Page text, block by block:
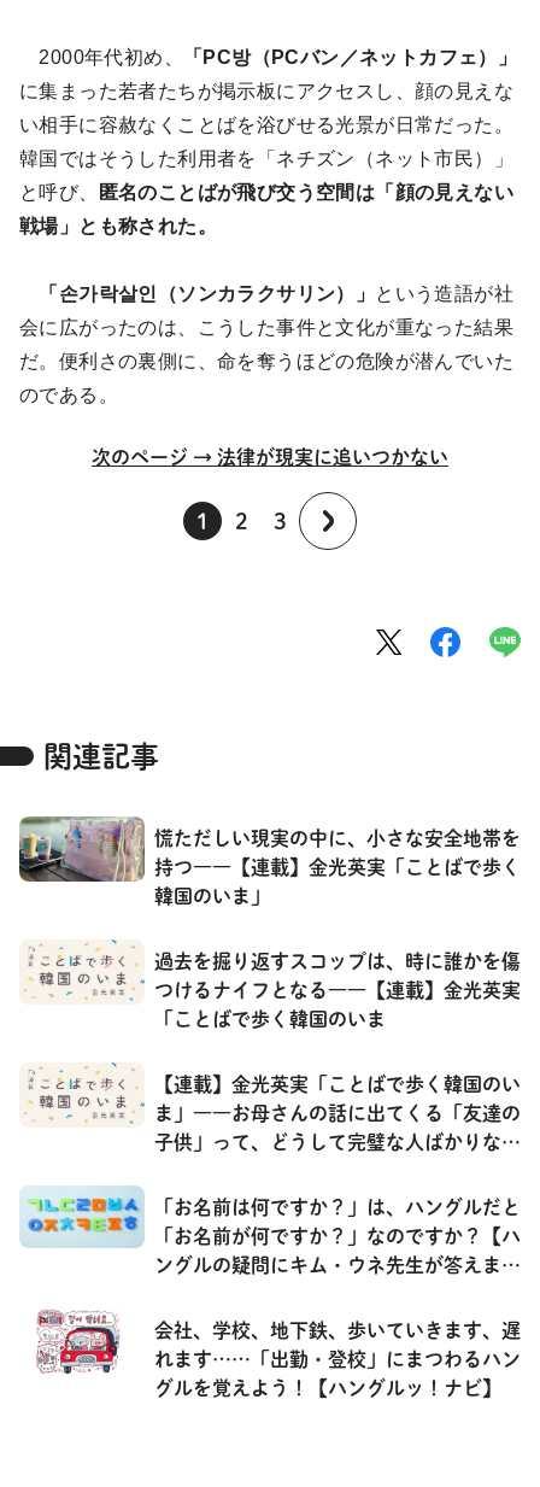
2000年代初め、
「PC방（PCバン／ネットカフェ）」
に集まった若者たちが掲示板にアクセスし、顔の見えな
い相手に容赦なくことばを浴びせる光景が日常だった。
韓国ではそうした利用者を「ネチズン（ネット市民）」
と呼び、
匿名のことばが飛び交う空間は「顔の見えない
戦場」とも称された。
「손가락살인（ソンカラクサリン）」 という造語が社
会に広がったのは、こうした事件と文化が重なった結果
だ。便利さの裏側に、命を奪うほどの危険が潜んでいた
のである。
次のページ → 法律が現実に追いつかない
1 2 3
関連記事
慌ただしい現実の中に、小さな安全地帯を
持つ――【連載】金光英実「ことばで歩く
韓国のいま」
過去を掘り返すスコップは、時に誰かを傷
つけるナイフとなる――【連載】金光英実
「ことばで歩く韓国のいま
【連載】金光英実「ことばで歩く韓国のい
ま」――お母さんの話に出てくる「友達の
子供」って、どうして完璧な人ばかりな
「お名前は何ですか？」は、ハングルだと
「お名前が何ですか？」なのですか？【ハ
ングルの疑問にキム・ウネ先生が答えま
会社、学校、地下鉄、歩いていきます、遅
れます……「出勤・登校」にまつわるハン
グルを覚えよう！【ハングルッ！ナビ】